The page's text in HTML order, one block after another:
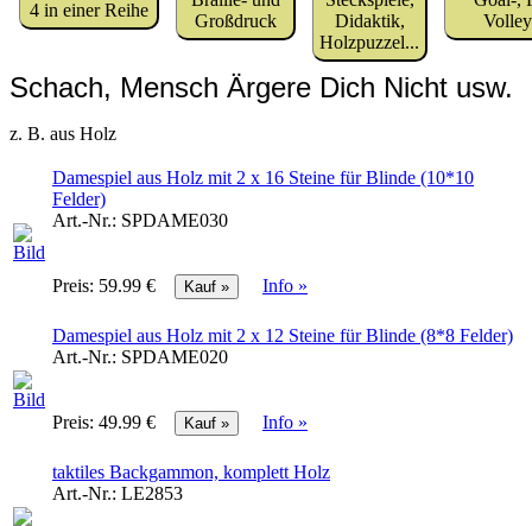
4 in einer Reihe
Großdruck
Didaktik,
Holzpuzzel...
Schach, Mensch Ärgere Dich Nicht usw.
z. B. aus Holz
Damespiel aus Holz mit 2 x 16 Steine für Blinde (10*10
Felder)
Art.-Nr.: SPDAME030
Preis: 59.99 € Info »
Damespiel aus Holz mit 2 x 12 Steine für Blinde (8*8 Felder)
Art.-Nr.: SPDAME020
Preis: 49.99 € Info »
taktiles Backgammon, komplett Holz
Art.-Nr.: LE2853